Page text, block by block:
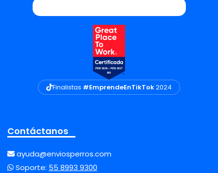
Finalistas #EmprendeEnTikTok2024
Contáctanos
ayuda@enviosperros.com
Soporte: 55 8993 9300